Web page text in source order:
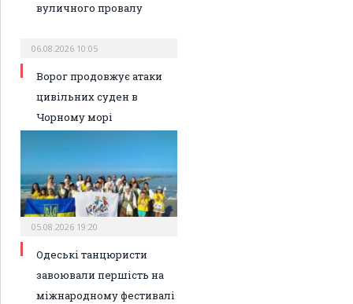
вуличного провалу
06.08.2026 10:05
Ворог продовжує атаки
цивільних суден в
Чорному морі
05.08.2026 19:20
Одеські танцюристи
завоювали першість на
міжнародному фестивалі